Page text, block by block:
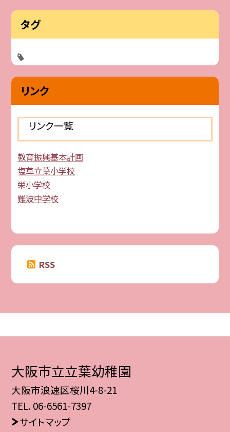
タグ
リンク
リンク一覧
教育振興基本計画
塩草立葉小学校
栄小学校
難波中学校
RSS
大阪市立立葉幼稚園
大阪市浪速区桜川4-8-21
TEL. 06-6561-7397
サイトマップ